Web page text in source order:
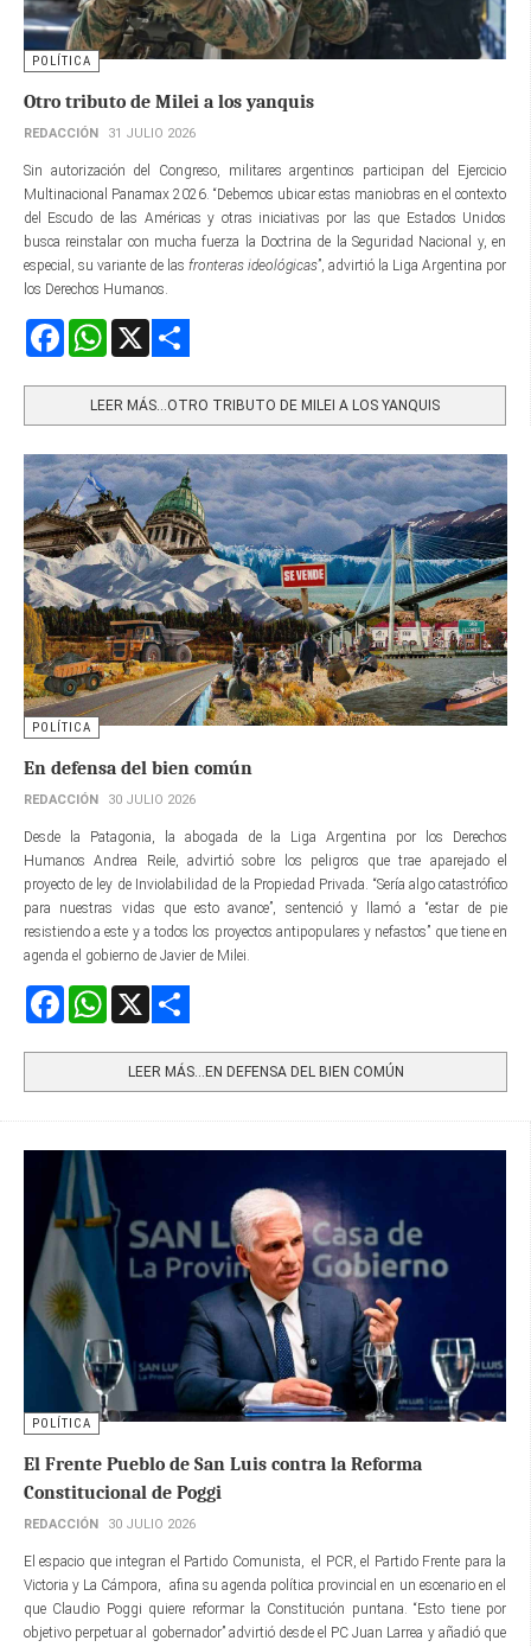
POLÍTICA
Otro tributo de Milei a los yanquis
REDACCIÓN 31 JULIO 2026
Sin autorización del Congreso, militares argentinos participan del Ejercicio
Multinacional Panamax 2026. “Debemos ubicar estas maniobras en el contexto
del Escudo de las Américas y otras iniciativas por las que Estados Unidos
busca reinstalar con mucha fuerza la Doctrina de la Seguridad Nacional y, en
especial, su variante de las fronteras ideológicas”, advirtió la Liga Argentina por
los Derechos Humanos.
FacebookWhatsApp
LEER MÁS…OTRO TRIBUTO DE MILEI A LOS YANQUIS
POLÍTICA
En defensa del bien común
REDACCIÓN 30 JULIO 2026
Desde la Patagonia, la abogada de la Liga Argentina por los Derechos
Humanos Andrea Reile, advirtió sobre los peligros que trae aparejado el
proyecto de ley de Inviolabilidad de la Propiedad Privada. “Sería algo catastrófico
para nuestras vidas que esto avance”, sentenció y llamó a “estar de pie
resistiendo a este y a todos los proyectos antipopulares y nefastos” que tiene en
agenda el gobierno de Javier de Milei.
FacebookWhatsApp
LEER MÁS…EN DEFENSA DEL BIEN COMÚN
POLÍTICA
El Frente Pueblo de San Luis contra la Reforma
Constitucional de Poggi
REDACCIÓN 30 JULIO 2026
El espacio que integran el Partido Comunista, el PCR, el Partido Frente para la
Victoria y La Cámpora, afina su agenda política provincial en un escenario en el
que Claudio Poggi quiere reformar la Constitución puntana. “Esto tiene por
objetivo perpetuar al gobernador” advirtió desde el PC Juan Larrea y añadió que